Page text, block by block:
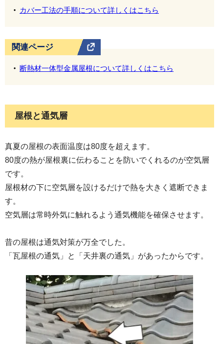
カバー工法の手順について詳しくはこちら
関連ページ
断熱材一体型金属屋根について詳しくはこちら
屋根と通気層
真夏の屋根の表面温度は80度を超えます。
80度の熱が屋根裏に伝わることを防いでくれるのが空気層
です。
屋根材の下に空気層を設けるだけで熱を大きく遮断できま
す。
空気層は常時外気に触れるよう通気機能を確保させます。
昔の屋根は通気対策が万全でした。
「瓦屋根の通気」と「天井裏の通気」があったからです。